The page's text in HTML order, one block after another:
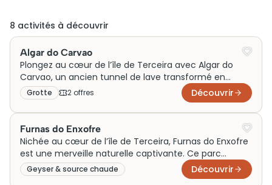
8 activités à découvrir
Algar do Carvao
Plongez au cœur de l’île de Terceira avec Algar do
Carvao, un ancien tunnel de lave transformé en
attraction emblématique. Ce site naturel offre un
voyage fascinant entre stalactites et flore luxuriante,
témoins d’une histoire volcanique riche. Accédez à
cet écrin souterrain par des escaliers éclairés, révélant
la splendeur brute de la Terre. Anciennement un
conduit de lave, Algar do Carvao est aujourd’hui un
trésor géologique et culturel incontournable des
Açores.
Grotte 2 offres Découvrir
Furnas do Enxofre
Nichée au cœur de l’île de Terceira, Furnas do Enxofre
est une merveille naturelle captivante. Ce parc
volcanique, célèbre pour ses émanations de soufre,
offre un aperçu fascinant de l’activité géothermique
Geyser & source chaude Découvrir